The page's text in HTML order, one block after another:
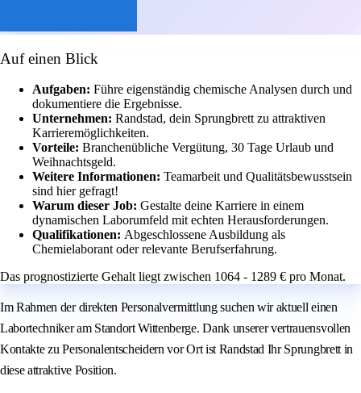
Auf einen Blick
Aufgaben: Führe eigenständig chemische Analysen durch und
dokumentiere die Ergebnisse.
Unternehmen: Randstad, dein Sprungbrett zu attraktiven
Karrieremöglichkeiten.
Vorteile: Branchenübliche Vergütung, 30 Tage Urlaub und
Weihnachtsgeld.
Weitere Informationen: Teamarbeit und Qualitätsbewusstsein
sind hier gefragt!
Warum dieser Job: Gestalte deine Karriere in einem
dynamischen Laborumfeld mit echten Herausforderungen.
Qualifikationen: Abgeschlossene Ausbildung als
Chemielaborant oder relevante Berufserfahrung.
Das prognostizierte Gehalt liegt zwischen 1064 - 1289 € pro Monat.
Im Rahmen der direkten Personalvermittlung suchen wir aktuell einen
Labortechniker am Standort Wittenberge. Dank unserer vertrauensvollen
Kontakte zu Personalentscheidern vor Ort ist Randstad Ihr Sprungbrett in
diese attraktive Position.